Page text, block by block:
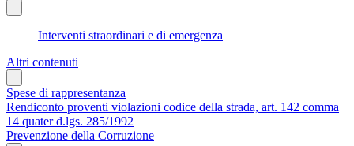
Interventi straordinari e di emergenza
Altri contenuti
Spese di rappresentanza
Rendiconto proventi violazioni codice della strada, art. 142 comma
14 quater d.lgs. 285/1992
Prevenzione della Corruzione